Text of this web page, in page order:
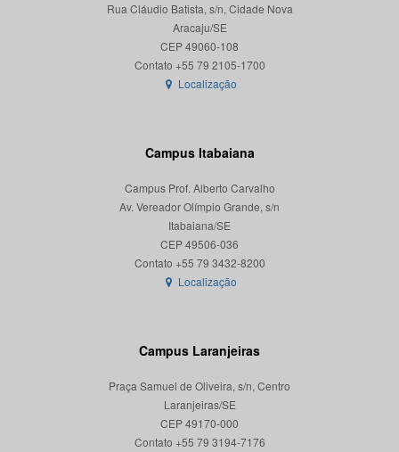
Rua Cláudio Batista, s/n, Cidade Nova
Aracaju/SE
CEP 49060-108
Localização
Campus Itabaiana
Campus Prof. Alberto Carvalho
Av. Vereador Olímpio Grande, s/n
Itabaiana/SE
CEP 49506-036
Localização
Campus Laranjeiras
Praça Samuel de Oliveira, s/n, Centro
Laranjeiras/SE
CEP 49170-000